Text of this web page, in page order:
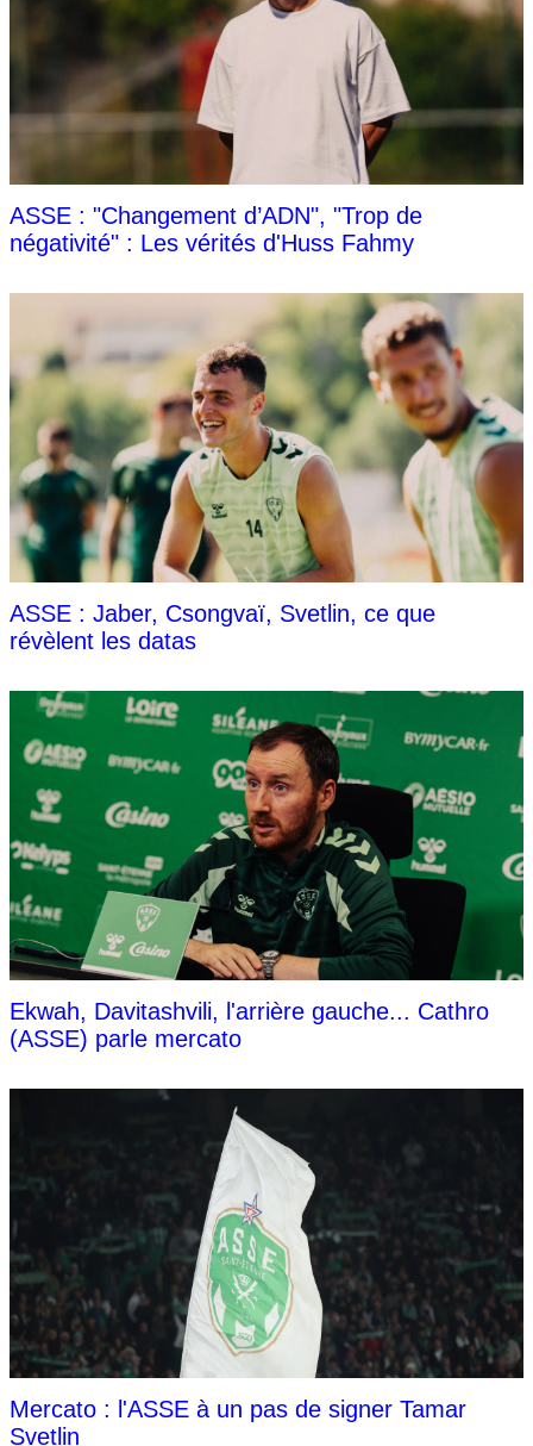
ASSE : "Changement d’ADN", "Trop de
négativité" : Les vérités d'Huss Fahmy
ASSE : Jaber, Csongvaï, Svetlin, ce que
révèlent les datas
Ekwah, Davitashvili, l'arrière gauche... Cathro
(ASSE) parle mercato
Mercato : l'ASSE à un pas de signer Tamar
Svetlin